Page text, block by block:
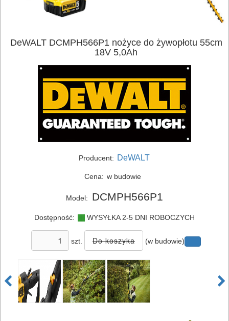
ELEKTRONARZĘDZIA
DeWALT DCMPH566P1 nożyce do żywopłotu 55cm
18V 5,0Ah
Producent: DeWALT
Cena: w budowie
Model: DCMPH566P1
Dostępność: WYSYŁKA 2-5 DNI ROBOCZYCH
szt. (w budowie)